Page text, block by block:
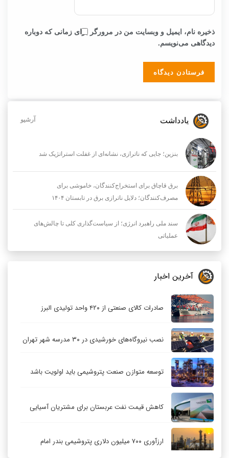
ذخیره نام، ایمیل و وبسایت من در مرورگر برای زمانی که دوباره
دیدگاهی می‌نویسم.
یادداشت آرشیو
بنزین؛ جایی که ناترازی، نشانه‌ای از غفلت استراتژیک شد
برق قاچاق برای استخراج‌کنندگان، خاموشی برای
مصرف‌کنندگان؛ دلایل ناترازی برق در تابستان ۱۴۰۴
سند ملی راهبرد انرژی؛ از سیاست‌گذاری کلی تا چالش‌های
عملیاتی
آخرین اخبار
صادرات کالای صنعتی از ۴۲۰ واحد تولیدی البرز
نصب نیروگاه‌های خورشیدی در ۳۰ مدرسه شهر تهران
توسعه متوازن صنعت پتروشیمی باید اولویت باشد
کاهش قیمت نفت عربستان برای مشتریان آسیایی
ارزآوری ۷۰۰ میلیون دلاری پتروشیمی بندر امام